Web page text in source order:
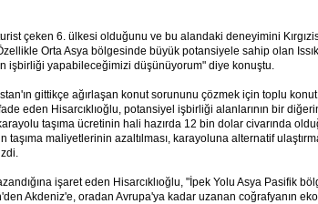
çeken 6. ülkesi olduğunu ve bu alandaki deneyimini
Orta Asya bölgesinde büyük potansiyele sahip olan Issık
işbirliği yapabileceğimizi düşünüyorum" diye konuştu.
gittikçe ağırlaşan konut sorununu çözmek için toplu konut
eden Hisarcıklıoğlu, potansiyel işbirliği alanlarının bir
taşıma ücretinin hali hazırda 12 bin dolar civarında
taşıma maliyetlerinin azaltılması, karayoluna alternatif
işaret eden Hisarcıklıoğlu, "İpek Yolu Asya Pasifik
Akdeniz'e, oradan Avrupa'ya kadar uzanan coğrafyanın